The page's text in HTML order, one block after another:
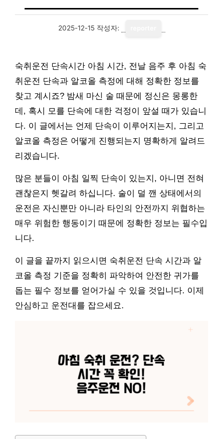
2025-12-15 작성자:
숙취운전 단속시간 아침 시간, 전날 음주 후 아침 숙
취운전 단속과 알코올 측정에 대해 정확한 정보를
찾고 계시죠? 밤새 마신 술 때문에 정신은 몽롱한
데, 혹시 모를 단속에 대한 걱정이 앞설 때가 있습니
다. 이 글에서는 언제 단속이 이루어지는지, 그리고
알코올 측정은 어떻게 진행되는지 명확하게 알려드
리겠습니다.
많은 분들이 아침 일찍 단속이 있는지, 아니면 전혀
괜찮은지 헷갈려 하십니다. 술이 덜 깬 상태에서의
운전은 자신뿐만 아니라 타인의 안전까지 위협하는
매우 위험한 행동이기 때문에 정확한 정보는 필수입
니다.
이 글을 끝까지 읽으시면 숙취운전 단속 시간과 알
코올 측정 기준을 정확히 파악하여 안전한 귀가를
돕는 필수 정보를 얻어가실 수 있을 것입니다. 이제
안심하고 운전대를 잡으세요.